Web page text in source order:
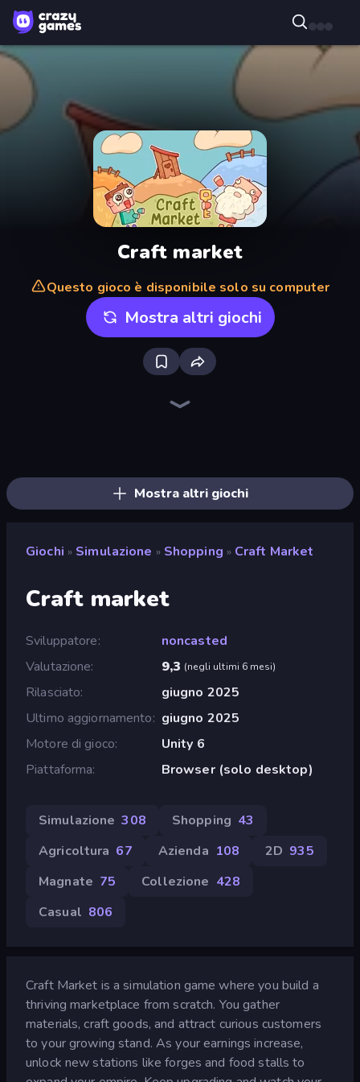
Craft market
Questo gioco è disponibile solo su computer
Mostra altri giochi
Mostra altri giochi
Giochi » Simulazione » Shopping » Craft Market
Craft market
Sviluppatore
noncasted
Valutazione
9,3 (negli ultimi 6 mesi)
Rilasciato
giugno 2025
Ultimo aggiornamento
giugno 2025
Motore di gioco
Unity 6
Piattaforma
Browser (solo desktop)
Simulazione 308 Shopping 43
Agricoltura 67 Azienda 108 2D 935
Magnate 75 Collezione 428
Casual 806
Craft Market is a simulation game where you build a
thriving marketplace from scratch. You gather
materials, craft goods, and attract curious customers
to your growing stand. As your earnings increase,
unlock new stations like forges and food stalls to